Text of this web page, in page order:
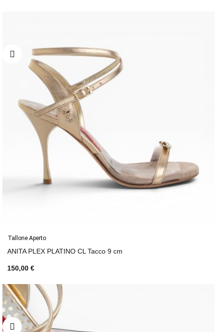
Tallone Aperto
ANITA PLEX PLATINO CL Tacco 9 cm
150,00 €